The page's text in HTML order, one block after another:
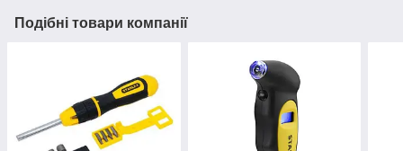
Подібні товари компанії